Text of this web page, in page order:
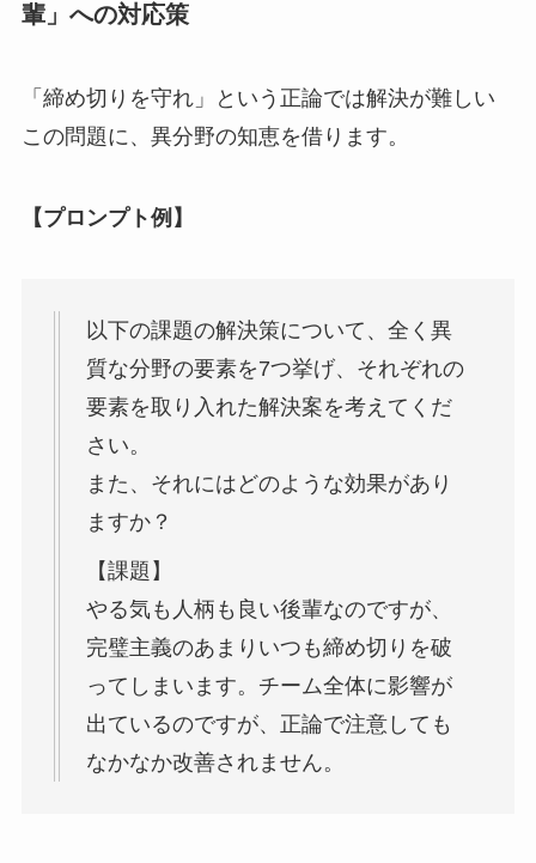
輩」への対応策
「締め切りを守れ」という正論では解決が難しい
この問題に、異分野の知恵を借ります。
【プロンプト例】
以下の課題の解決策について、全く異
質な分野の要素を7つ挙げ、それぞれの
要素を取り入れた解決案を考えてくだ
さい。
また、それにはどのような効果があり
ますか？
【課題】
やる気も人柄も良い後輩なのですが、
完璧主義のあまりいつも締め切りを破
ってしまいます。チーム全体に影響が
出ているのですが、正論で注意しても
なかなか改善されません。